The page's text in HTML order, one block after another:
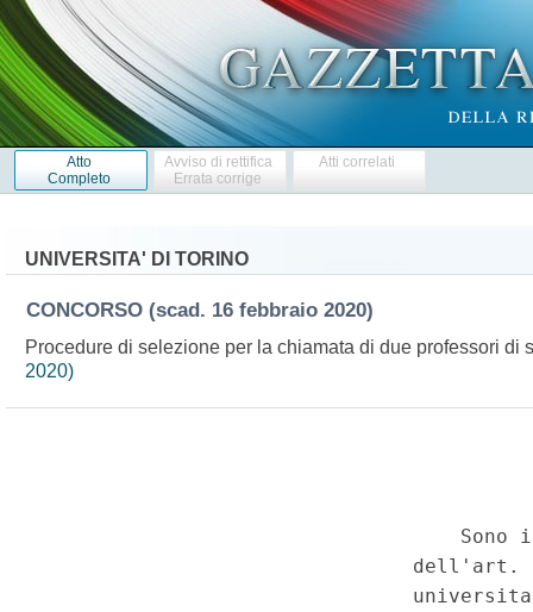
Atto
Completo
Avviso di rettifica
Errata corrige
Atti correlati
UNIVERSITA' DI TORINO
CONCORSO (scad. 16 febbraio 2020)
Procedure di selezione per la chiamata di due professori
2020)